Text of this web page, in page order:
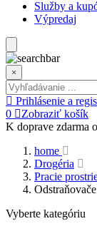
Služby a
Výpredaj
×
Prihlásenie a
0
Zobraziť košík
K doprave zdarma
home
Drogéria
Pracie
Vyberte kategóriu